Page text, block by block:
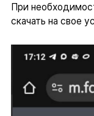
При
скачать на свое